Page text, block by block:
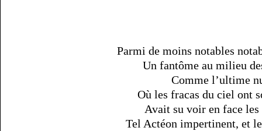
Parmi de moins notables
Un fantôme au milieu
Comme l’ultime
Où les fracas du ciel ont
Avait su voir en face les
Tel Actéon impertinent, et